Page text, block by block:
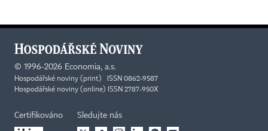
© 1996-2026 Economia, a.s.
Hospodářské noviny (print) ISSN 0862-9587
Hospodářské noviny (online) ISSN 2787-950X
Certifikováno Sledujte nás